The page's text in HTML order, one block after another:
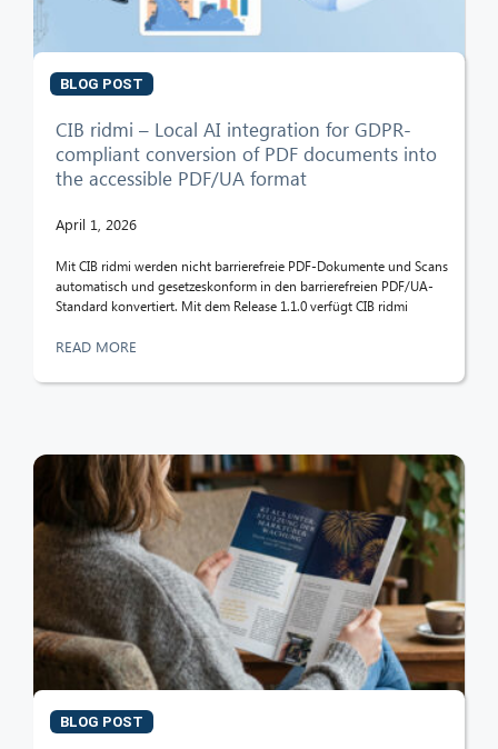
BLOG POST
CIB ridmi – Local AI integration for GDPR-
compliant conversion of PDF documents into
the accessible PDF/UA format
April 1, 2026
Mit CIB ridmi werden nicht barrierefreie PDF-Dokumente und Scans
automatisch und gesetzeskonform in den barrierefreien PDF/UA-
Standard konvertiert. Mit dem Release 1.1.0 verfügt CIB ridmi
READ MORE
BLOG POST